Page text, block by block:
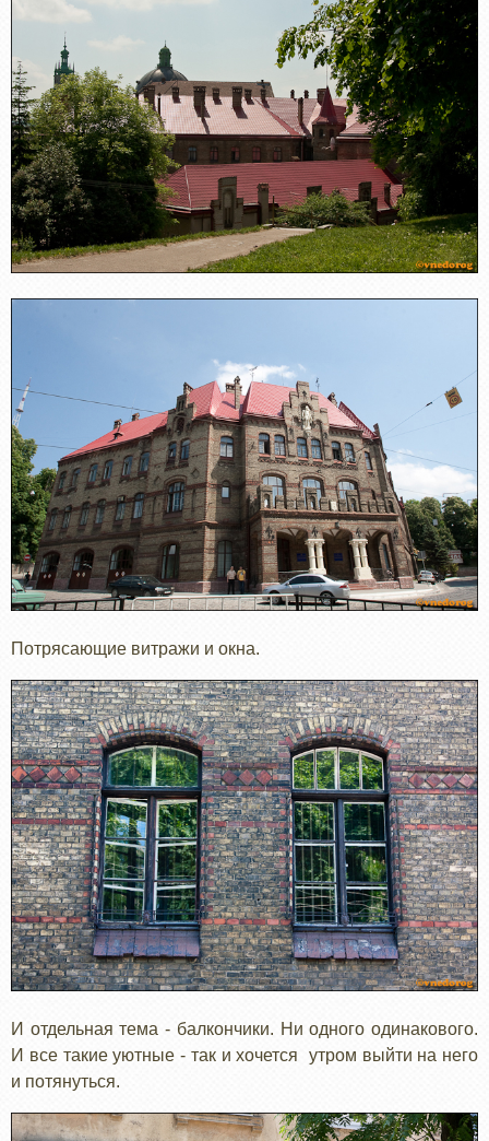
Потрясающие витражи и окна.
И отдельная тема - балкончики. Ни одного одинакового.
И все такие уютные - так и хочется утром выйти на него
и потянуться.